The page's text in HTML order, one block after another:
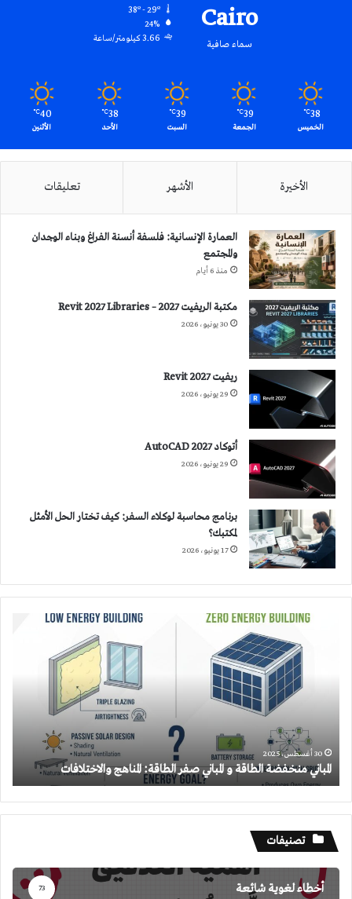
Cairo
سماء صافية
24%
3.66 كيلومتر/ساعة
38
℃
الخميس
39
℃
الجمعة
39
℃
السبت
38
℃
الأحد
40
℃
الأثنين
الأخيرة الأشهر تعليقات
العمارة الإنسانية: فلسفة أنسنة الفراغ وبناء الوجدان
والمجتمع
منذ 6 أيام
مكتبة الريفيت 2027 – Revit 2027 Libraries
30 يونيو، 2026
ريفيت 2027 Revit
29 يونيو، 2026
أتوكاد 2027 AutoCAD
29 يونيو، 2026
برنامج محاسبة لوكلاء السفر: كيف تختار الحل الأمثل
لمكتبك؟
17 يونيو، 2026
والاختلافات
30 أغسطس، 2025
المباني منخفضة الطاقة و المباني صفر الطاقة: المناهج والاختلافات
تصنيفات
أخطاء لغوية شائعة 73